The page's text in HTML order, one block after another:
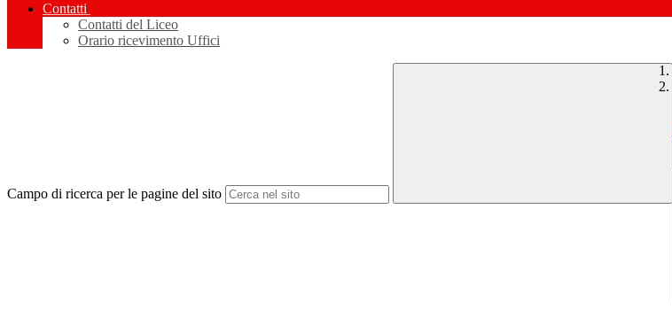
Contatti
Contatti del Liceo
Orario ricevimento Uffici
Campo di ricerca per le pagine del sito